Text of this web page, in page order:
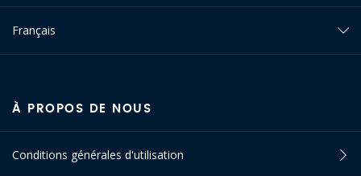
Français
À PROPOS DE NOUS
Conditions générales d'utilisation